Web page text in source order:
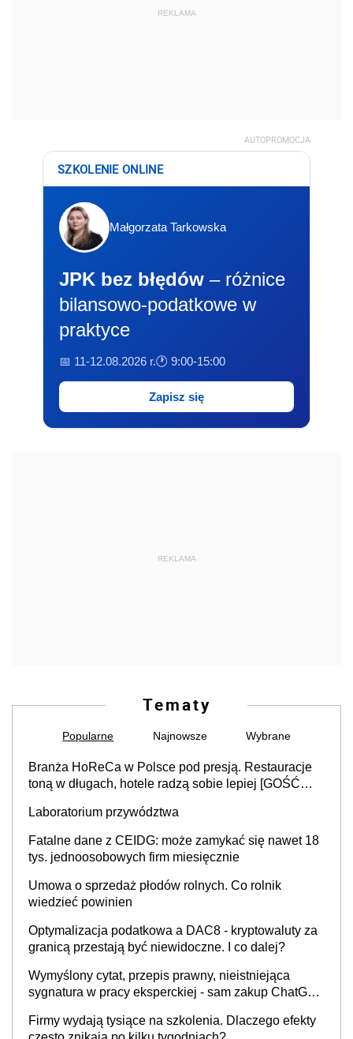
REKLAMA
AUTOPROMOCJA
SZKOLENIE ONLINE
Małgorzata Tarkowska
JPK bez błędów – różnice
bilansowo-podatkowe w
praktyce
📅 11-12.08.2026 r.🕐 9:00-15:00
Zapisz się
REKLAMA
Tematy
Popularne Najnowsze Wybrane
Branża HoReCa w Polsce pod presją. Restauracje
toną w długach, hotele radzą sobie lepiej [GOŚĆ
Laboratorium przywództwa
Fatalne dane z CEIDG: może zamykać się nawet 18
tys. jednoosobowych firm miesięcznie
Umowa o sprzedaż płodów rolnych. Co rolnik
wiedzieć powinien
Optymalizacja podatkowa a DAC8 - kryptowaluty za
granicą przestają być niewidoczne. I co dalej?
Wymyślony cytat, przepis prawny, nieistniejąca
sygnatura w pracy eksperckiej - sam zakup ChatGPT
Firmy wydają tysiące na szkolenia. Dlaczego efekty